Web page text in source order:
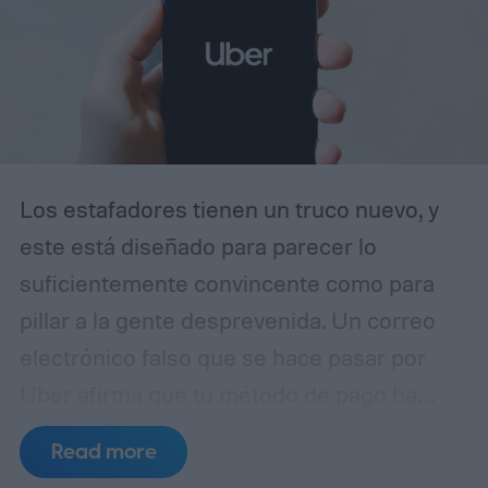
Los estafadores tienen un truco nuevo, y
este está diseñado para parecer lo
suficientemente convincente como para
pillar a la gente desprevenida. Un correo
caducado y te insta a actualizar tus datos
de facturación inmediatamente. A simple
Read more